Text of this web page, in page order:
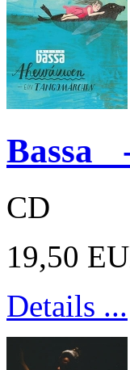
Bassa
CD
19,50
Details ...